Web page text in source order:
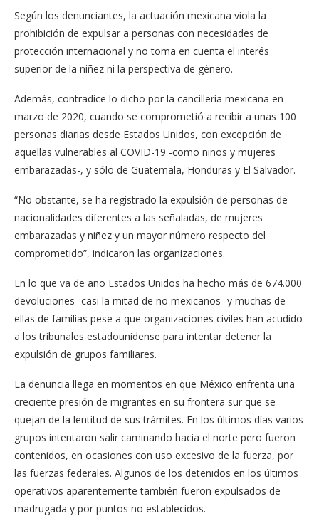
Según los denunciantes, la actuación mexicana viola la
prohibición de expulsar a personas con necesidades de
protección internacional y no toma en cuenta el interés
superior de la niñez ni la perspectiva de género.
Además, contradice lo dicho por la cancillería mexicana en
marzo de 2020, cuando se comprometió a recibir a unas 100
personas diarias desde Estados Unidos, con excepción de
aquellas vulnerables al COVID-19 -como niños y mujeres
embarazadas-, y sólo de Guatemala, Honduras y El Salvador.
“No obstante, se ha registrado la expulsión de personas de
nacionalidades diferentes a las señaladas, de mujeres
embarazadas y niñez y un mayor número respecto del
comprometido”, indicaron las organizaciones.
En lo que va de año Estados Unidos ha hecho más de 674.000
devoluciones -casi la mitad de no mexicanos- y muchas de
ellas de familias pese a que organizaciones civiles han acudido
a los tribunales estadounidense para intentar detener la
expulsión de grupos familiares.
La denuncia llega en momentos en que México enfrenta una
creciente presión de migrantes en su frontera sur que se
quejan de la lentitud de sus trámites. En los últimos días varios
grupos intentaron salir caminando hacia el norte pero fueron
contenidos, en ocasiones con uso excesivo de la fuerza, por
las fuerzas federales. Algunos de los detenidos en los últimos
operativos aparentemente también fueron expulsados de
madrugada y por puntos no establecidos.